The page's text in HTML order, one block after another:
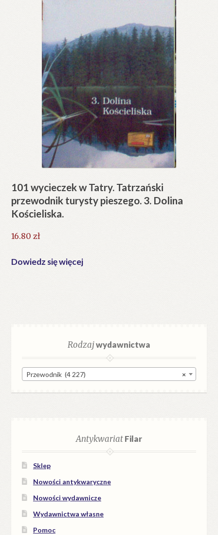
101 wycieczek w Tatry. Tatrzański
przewodnik turysty pieszego. 3. Dolina
Kościeliska.
16.80 zł
Dowiedz się więcej
Rodzajwydawnictwa
×
Przewodnik (4 227)
AntykwariatFilar
Sklep
Nowości antykwaryczne
Nowości wydawnicze
Wydawnictwa własne
Pomoc